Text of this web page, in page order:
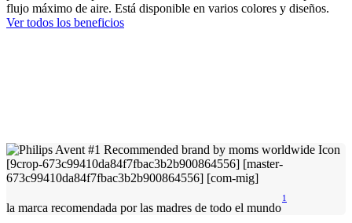
flujo máximo de aire. Está disponible en varios colores y diseños.
Ver todos los beneficios
la marca recomendada por las madres de todo el mundo
1